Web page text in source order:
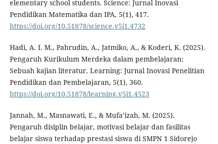
elementary school students. Science: Jurnal Inovasi
Pendidikan Matematika dan IPA, 5(1), 417.
https://doi.org/10.51878/science.v5i1.4732
Hadi, A. I. M., Pahrudin, A., Jatmiko, A., & Koderi, K. (2025).
Pengaruh Kurikulum Merdeka dalam pembelajaran:
Sebuah kajian literatur. Learning: Jurnal Inovasi Penelitian
Pendidikan dan Pembelajaran, 5(1), 360.
https://doi.org/10.51878/learning.v5i1.4523
Jannah, M., Masnawati, E., & Mufa’izah, M. (2025).
Pengaruh disiplin belajar, motivasi belajar dan fasilitas
belajar siswa terhadap prestasi siswa di SMPN 1 Sidorejo